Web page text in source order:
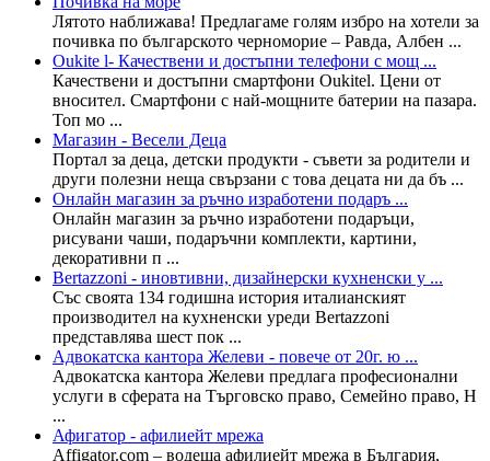
Лятото наближава! Предлагаме голям избро на хотели за
почивка по българското черноморие – Равда, Албен ...
Oukite l- Качествени и достъпни телефони с мощ ...
Качествени и достъпни смартфони Oukitel. Цени от
вносител. Смартфони с най-мощните батерии на пазара.
Топ мо ...
Магазин - Весели Деца
Портал за деца, детски продукти - съвети за родители и
други полезни неща свързани с това децата ни да бъ ...
Онлайн магазин за ръчно изработени подаръ ...
Онлайн магазин за ръчно изработени подаръци,
рисувани чаши, подаръчни комплекти, картини,
декоративни п ...
Bertazzoni - иновтивни, дизайнерски кухненски у ...
Със своята 134 годишна история италианският
производител на кухненски уреди Bertazzoni
представлява шест пок ...
Адвокатска кантора Желеви - повече от 20г. ю ...
Адвокатска кантора Желеви предлага професионални
услуги в сферата на Търговско право, Семейно право, Н
...
Афигатор - афилиейт мрежа
Affigator.com – водеща афилиейт мрежа в България,